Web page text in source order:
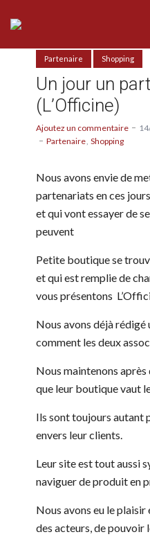
Partenaire Shopping
Un jour un
(L’Officine)
Ajoutez un commentaire
Partenaire Shopping
Nous avons envie de
partenariats en ces
et qui vont essayer de
peuvent
Petite boutique se
et qui est remplie de
vous présentons
Nous avons déjà
comment les deux
Nous maintenons
que leur boutique vaut
Ils sont toujours autant
envers leur clients.
Leur site est tout aussi
naviguer de produit en
Nous avons eu le
des acteurs, de pouvoir